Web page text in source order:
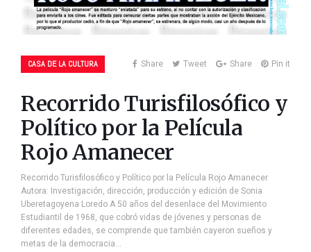
CASA DE LA CULTURA Share Tweet Share Pin it
Recorrido Turisfilosófico y
Político por la Película
Rojo Amanecer
Recorrido Turisfilosófico y Político por la Película Rojo Amanecer
Autora: Investigación, dirección, producción y edición de Sonia
Uberetagoyena Loredo A 50 años del desenlace del Movimiento
Estudiantil de 1968, que cobró vidas de jóvenes y personas de
diferentes edades, se comprende que también cayeron sueños y
metas de la democracia…